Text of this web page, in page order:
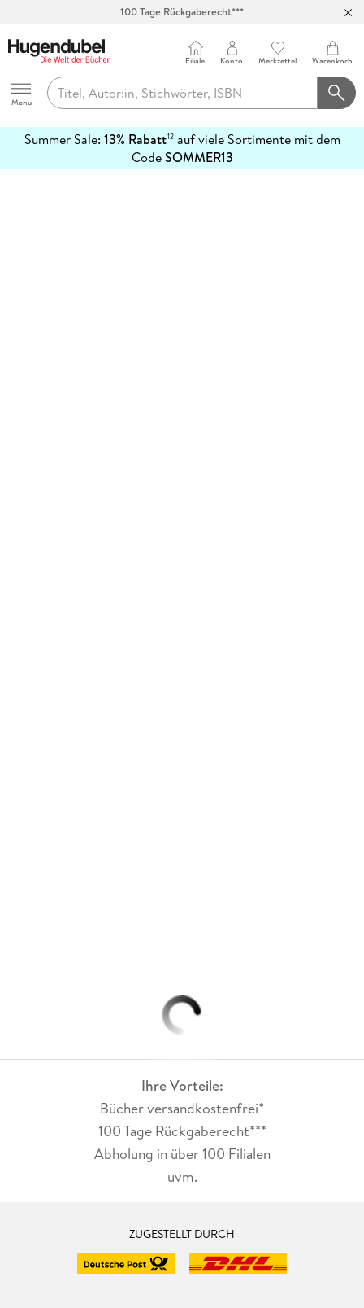
100 Tage Rückgaberecht***
Hugendubel
Menu
Filiale Konto Merkzettel Warenkorb
Summer Sale: 13% Rabatt12auf viele Sortimente mit dem
CodeSOMMER13
erfahren
Ihre Vorteile:
Bücher versandkostenfrei*
100 Tage Rückgaberecht***
Abholung in über 100 Filialen
uvm.
ZUGESTELLT DURCH